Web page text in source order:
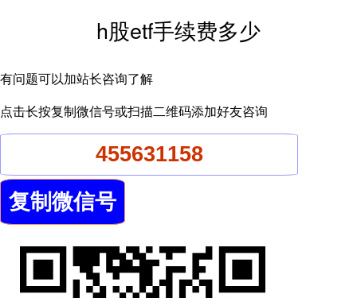
h股etf手续费多少
有问题可以加站长咨询了解
点击长按复制微信号或扫描二维码添加好友咨询